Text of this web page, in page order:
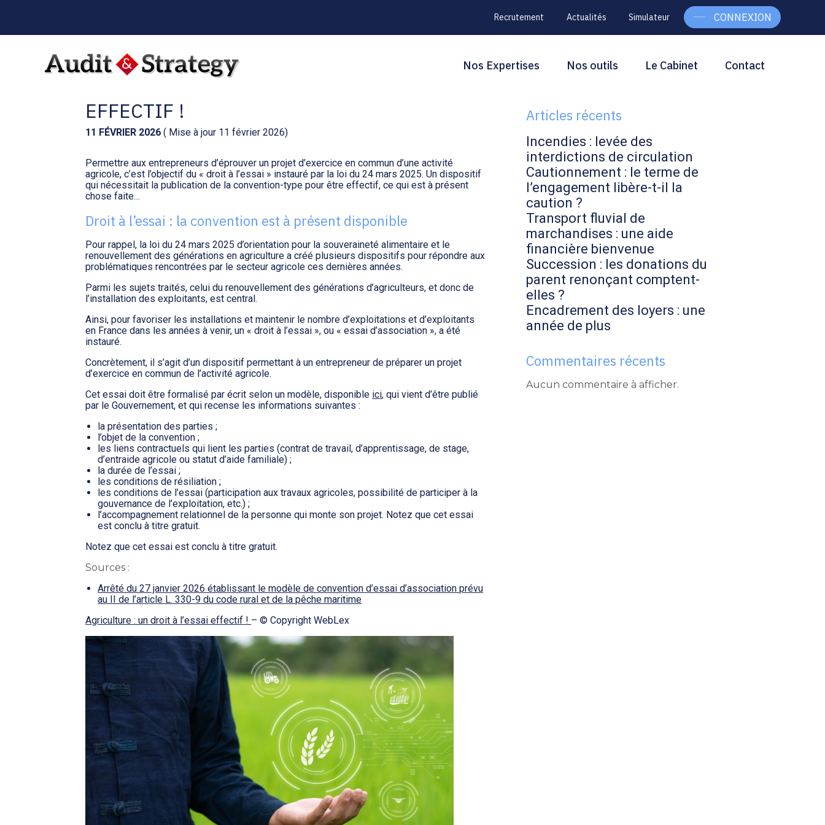
sub-
header
Recrutement Actualités Simulateur CONNEXION
Aller
Principal
Nos Expertises Nos outils Le Cabinet Contact
EFFECTIF !
11 FÉVRIER 2026 ( Mise à jour 11 février 2026)
Permettre aux entrepreneurs d’éprouver un projet d’exercice en commun d’une activité
agricole, c’est l’objectif du « droit à l’essai » instauré par la loi du 24 mars 2025. Un dispositif
qui nécessitait la publication de la convention-type pour être effectif, ce qui est à présent
chose faite…
Droit à l’essai : la convention est à présent disponible
Pour rappel, la loi du 24 mars 2025 d’orientation pour la souveraineté alimentaire et le
renouvellement des générations en agriculture a créé plusieurs dispositifs pour répondre aux
problématiques rencontrées par le secteur agricole ces dernières années.
Parmi les sujets traités, celui du renouvellement des générations d’agriculteurs, et donc de
l’installation des exploitants, est central.
Ainsi, pour favoriser les installations et maintenir le nombre d’exploitations et d’exploitants
en France dans les années à venir, un « droit à l’essai », ou « essai d’association », a été
instauré.
Concrètement, il s’agit d’un dispositif permettant à un entrepreneur de préparer un projet
d’exercice en commun de l’activité agricole.
Cet essai doit être formalisé par écrit selon un modèle, disponible ici, qui vient d’être publié
par le Gouvernement, et qui recense les informations suivantes :
la présentation des parties ;
l’objet de la convention ;
les liens contractuels qui lient les parties (contrat de travail, d’apprentissage, de stage,
d’entraide agricole ou statut d’aide familiale) ;
la durée de l’essai ;
les conditions de résiliation ;
les conditions de l’essai (participation aux travaux agricoles, possibilité de participer à la
gouvernance de l’exploitation, etc.) ;
l’accompagnement relationnel de la personne qui monte son projet. Notez que cet essai
est conclu à titre gratuit.
Notez que cet essai est conclu à titre gratuit.
Sources :
Arrêté du 27 janvier 2026 établissant le modèle de convention d’essai d’association prévu
au II de l’article L. 330-9 du code rural et de la pêche maritime
Agriculture : un droit à l’essai effectif ! – © Copyright WebLex
Blog
Rechercher
Articles récents
Incendies : levée des
interdictions de circulation
Cautionnement : le terme de
l’engagement libère-t-il la
caution ?
Transport fluvial de
marchandises : une aide
financière bienvenue
Succession : les donations du
parent renonçant comptent-
elles ?
Encadrement des loyers : une
année de plus
Commentaires récents
Aucun commentaire à afficher.